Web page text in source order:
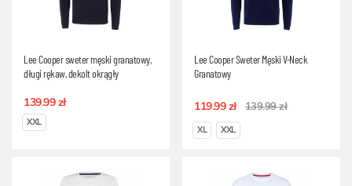
Lee Cooper sweter męski granatowy,
długi rękaw, dekolt okrągły
139.99 zł
XXL
Lee Cooper Sweter Męski V-Neck
Granatowy
119.99 zł 139.99 zł
XL XXL